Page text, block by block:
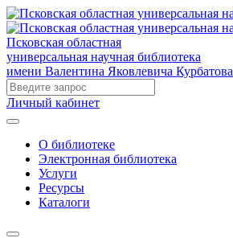
Псковская областная
универсальная научная библиотека
имени Валентина Яковлевича Курбатова
Личный кабинет
О библиотеке
Электронная библиотека
Услуги
Ресурсы
Каталоги